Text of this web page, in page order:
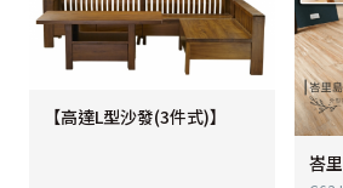
【高達L型沙發(3件式)】
峇